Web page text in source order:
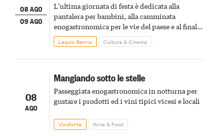
08 AGO
09 AGO
L'ultima giornata di festa è dedicata alla
pantalera per bambini, alla camminata
enogastronomica per le vie del paese e al finale
pirotecnico
Lequio Berria Cultura & Cinema
08
AGO
Mangiando sotto le stelle
Passeggiata enogastronomica in notturna per
gustare i prodotti ed i vini tipici vicesi e locali
Vicoforte Wine & Food